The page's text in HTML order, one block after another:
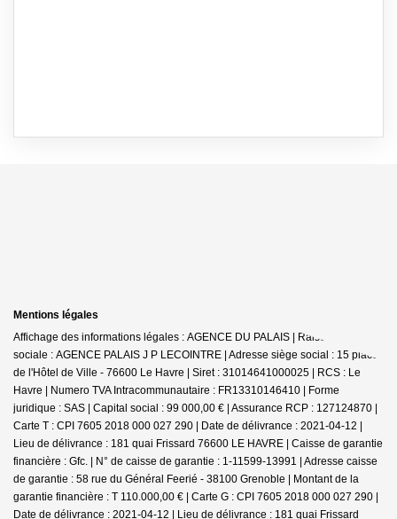
Mentions légales
Affichage des informations légales : AGENCE DU PALAIS | Raison
sociale : AGENCE PALAIS J P LECOINTRE | Adresse siège social : 15 place
de l'Hôtel de Ville - 76600 Le Havre | Siret : 31014641000025 | RCS : Le
Havre | Numero TVA Intracommunautaire : FR13310146410 | Forme
juridique : SAS | Capital social : 99 000,00 € | Assurance RCP : 127124870 |
Carte T : CPI 7605 2018 000 027 290 | Date de délivrance : 2021-04-12 |
Lieu de délivrance : 181 quai Frissard 76600 LE HAVRE | Caisse de garantie
financière : Gfc. | N° de caisse de garantie : 1-11599-13991 | Adresse caisse
de garantie : 58 rue du Général Feerié - 38100 Grenoble | Montant de la
garantie financière : T 110.000,00 € | Carte G : CPI 7605 2018 000 027 290 |
Date de délivrance : 2021-04-12 | Lieu de délivrance : 181 quai Frissard